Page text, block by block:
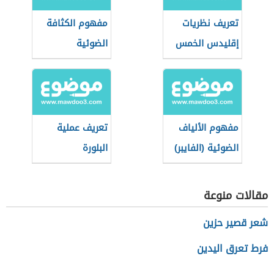
تعريف نظريات
إقليدس الخمس
مفهوم الكثافة
الضوئية
مفهوم الألياف
الضوئية (الفايبر)
تعريف عملية
البلورة
مقالات منوعة
شعر قصير حزين
فرط تعرق اليدين